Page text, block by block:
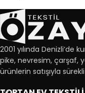
2001 yılında Denizli’de
pike, nevresim, çarşaf,
ürünlerin satışıyla